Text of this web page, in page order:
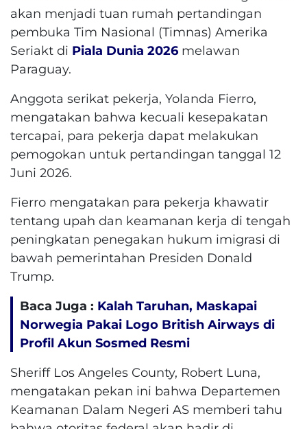
akan menjadi tuan rumah pertandingan
pembuka Tim Nasional (Timnas) Amerika
Seriakt di Piala Dunia 2026 melawan
Paraguay.
Anggota serikat pekerja, Yolanda Fierro,
mengatakan bahwa kecuali kesepakatan
tercapai, para pekerja dapat melakukan
pemogokan untuk pertandingan tanggal 12
Juni 2026.
Fierro mengatakan para pekerja khawatir
tentang upah dan keamanan kerja di tengah
peningkatan penegakan hukum imigrasi di
bawah pemerintahan Presiden Donald
Trump.
Baca Juga : Kalah Taruhan, Maskapai
Norwegia Pakai Logo British Airways di
Profil Akun Sosmed Resmi
Sheriff Los Angeles County, Robert Luna,
mengatakan pekan ini bahwa Departemen
Keamanan Dalam Negeri AS memberi tahu